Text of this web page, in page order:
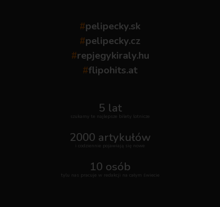
#pelipecky.sk
#pelipecky.cz
#repjegykiraly.hu
#flipohits.at
5 lat
szukamy te najlepsze bilety lotnicze
2000 artykułów
i codziennie pojawiają się nowe
10 osób
tylu nas pracuje w redakcji na całym świecie